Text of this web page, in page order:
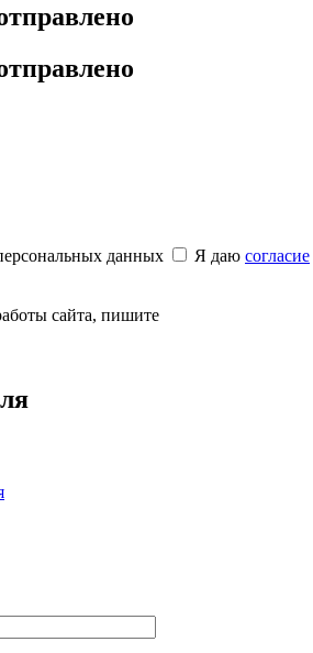
данных Я даю согласие
сайта, пишите